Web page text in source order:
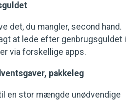
det, du mangler, second hand.
at lede efter genbrugsguldet i
via forskellige apps.
pakkeleg
en stor mængde unødvendige